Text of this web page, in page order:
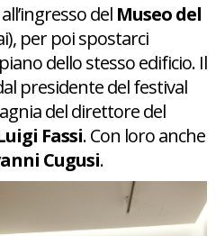
del Museo del
per poi spostarci
dello stesso edificio. Il
presidente del festival
del direttore del
Fassi. Con loro anche
Cugusi.